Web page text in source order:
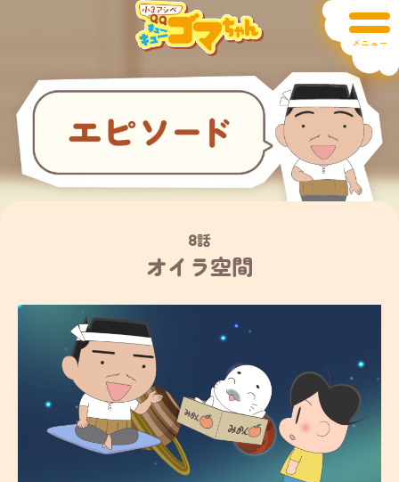
メニュー
8話
オイラ空間